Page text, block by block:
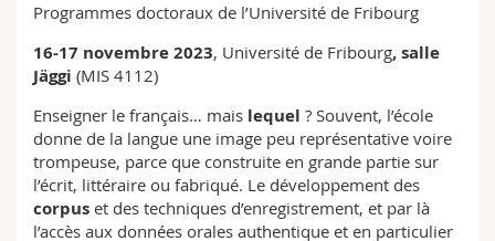
Programmes doctoraux de l’Université de Fribourg
16-17 novembre2023, Université de Fribourg,salle
Jäggi (MIS 4112)
Enseigner le français… mais lequel ? Souvent, l’école
donne de la langue une image peu représentative voire
trompeuse, parce que construite en grande partie sur
l’écrit, littéraire ou fabriqué. Le développement des
corpus et des techniques d’enregistrement, et par là
l’accès aux données orales authentique et en particulier